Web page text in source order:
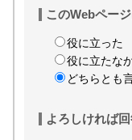
このWebペー
役に立った
役に立たな
どちらとも
よろしければ